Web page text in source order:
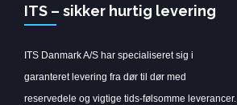
ITS – sikker hurtig levering
ITS Danmark A/S har specialiseret sig i
garanteret levering fra dør til dør med
reservedele og vigtige tids-følsomme leverancer.